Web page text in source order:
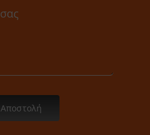
Αποστολή